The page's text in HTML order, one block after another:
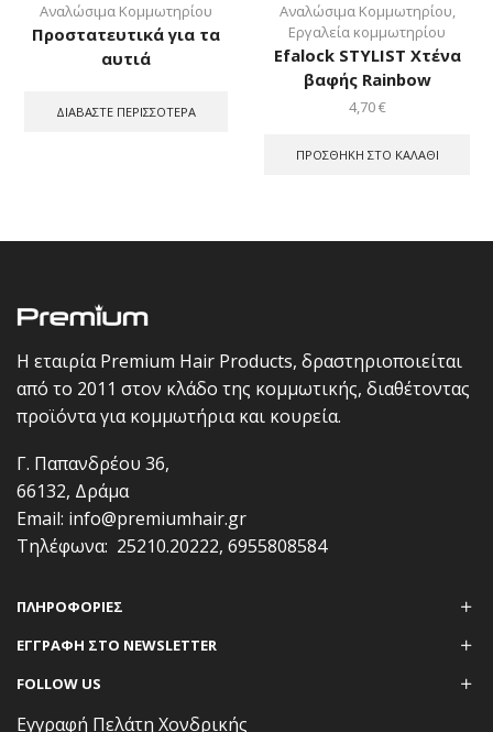
Αναλώσιμα Κομμωτηρίου
Προστατευτικά για τα
αυτιά
ΔΙΑΒΆΣΤΕ ΠΕΡΙΣΣΌΤΕΡΑ
Αναλώσιμα Κομμωτηρίου,
Εργαλεία κομμωτηρίου
Efalock STYLIST Χτένα
βαφής Rainbow
4,70€
ΠΡΟΣΘΉΚΗ ΣΤΟ ΚΑΛΆΘΙ
Η εταιρία Premium Hair Products, δραστηριοποιείται
από το 2011 στον κλάδο της κομμωτικής, διαθέτοντας
προϊόντα για κομμωτήρια και κουρεία.
Γ. Παπανδρέου 36,
66132, Δράμα
Email: info@premiumhair.gr
Τηλέφωνα: 25210.20222, 6955808584
ΠΛΗΡΟΦΟΡΊΕΣ
ΕΓΓΡΑΦΗ ΣΤΟ NEWSLETTER
FOLLOW US
Εγγραφή Πελάτη Χονδρικής